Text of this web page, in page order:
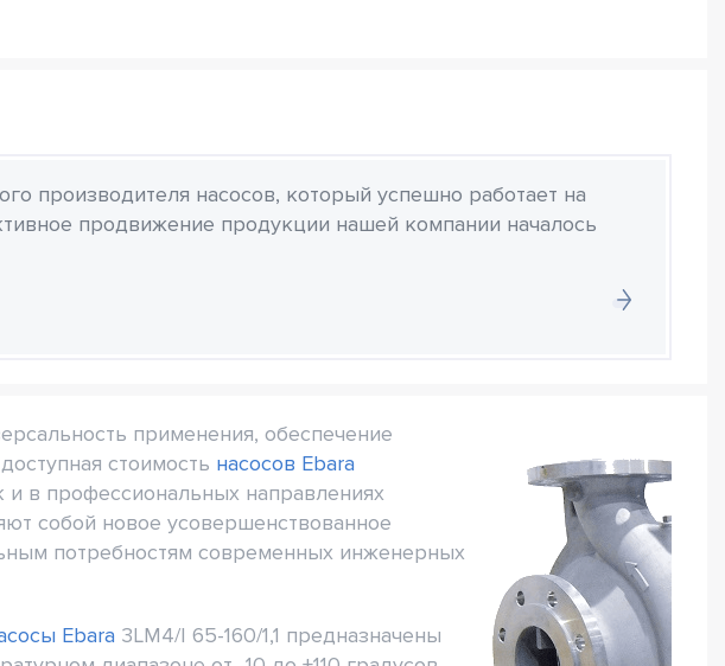
производителя насосов, который успешно работает на
продвижение продукции нашей компании началось
применения, обеспечение
стоимость насосов Ebara
и в профессиональных направлениях
собой новое усовершенствованное
потребностям современных инженерных
Ebara 3LM4/I 65-160/1,1 предназначены